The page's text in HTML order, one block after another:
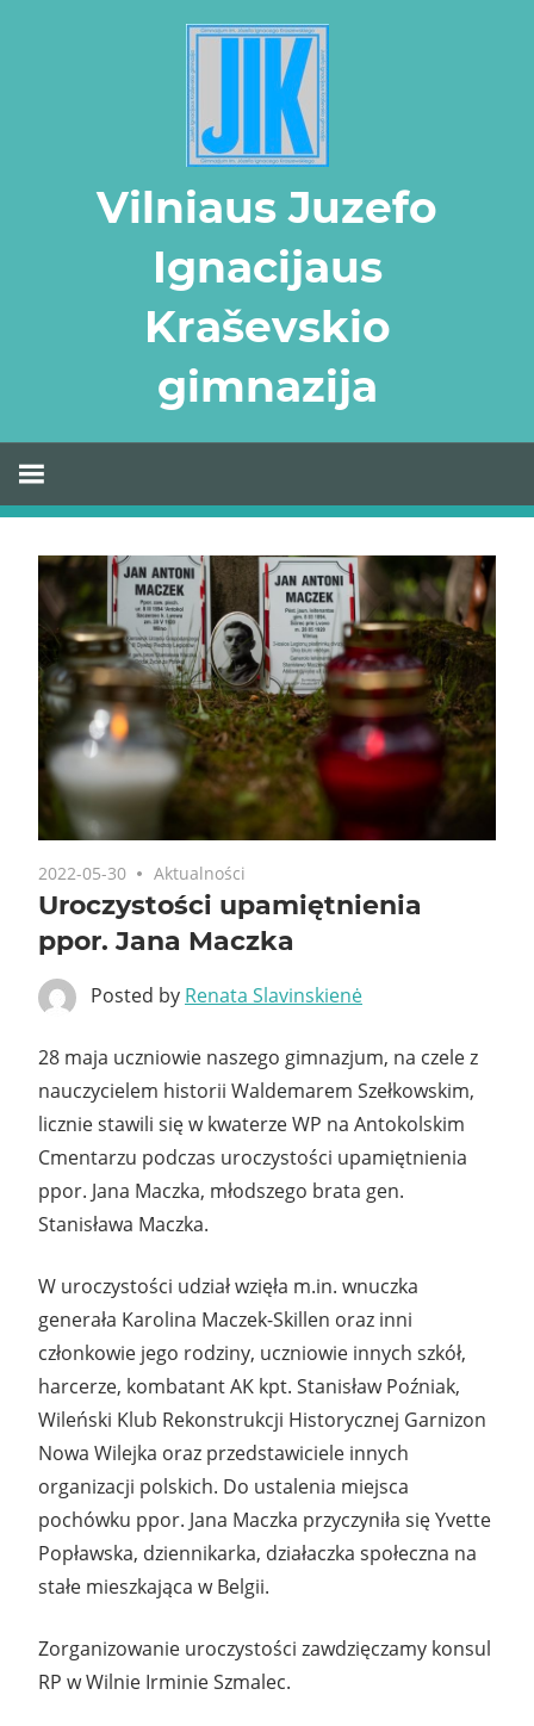
Vilniaus Juzefo
Ignacijaus
Kraševskio
gimnazija
2022-05-30 Aktualności
Uroczystości upamiętnienia
ppor. Jana Maczka
Posted by Renata Slavinskienė
28 maja uczniowie naszego gimnazjum, na czele z
nauczycielem historii Waldemarem Szełkowskim,
licznie stawili się w kwaterze WP na Antokolskim
Cmentarzu podczas uroczystości upamiętnienia
ppor. Jana Maczka, młodszego brata gen.
Stanisława Maczka.
W uroczystości udział wzięła m.in. wnuczka
generała Karolina Maczek-Skillen oraz inni
członkowie jego rodziny, uczniowie innych szkół,
harcerze, kombatant AK kpt. Stanisław Poźniak,
Wileński Klub Rekonstrukcji Historycznej Garnizon
Nowa Wilejka oraz przedstawiciele innych
organizacji polskich. Do ustalenia miejsca
pochówku ppor. Jana Maczka przyczyniła się Yvette
Popławska, dziennikarka, działaczka społeczna na
stałe mieszkająca w Belgii.
Zorganizowanie uroczystości zawdzięczamy konsul
RP w Wilnie Irminie Szmalec.